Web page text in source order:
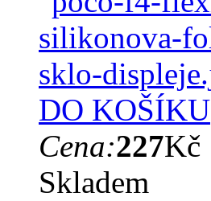
DO KOŠÍKU
Cena:227Kč
Skladem